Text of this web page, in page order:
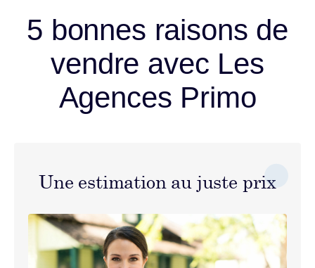
5 bonnes raisons de
vendre avec Les
Agences Primo
Une estimation au juste prix